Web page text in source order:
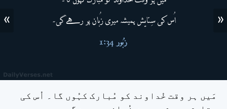
«
»
مَیں ہر وقت خُداوند کو مُبارک کہُوں گا۔
اُس کی